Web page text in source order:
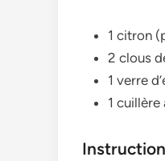
1 citron
2 clous
1 verre
1